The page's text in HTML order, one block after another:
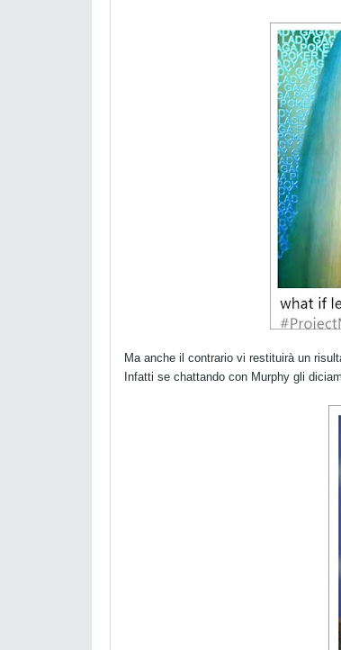
Ma anche il contrario vi restituirà un
Infatti se chattando con Murphy gli